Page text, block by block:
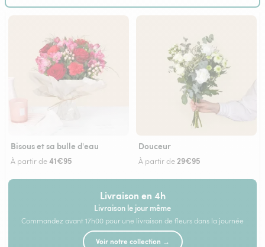
Bisous et sa bulle d'eau
À partir de41€95
Douceur
À partir de 29€95
Livraison en 4h
Livraison le jour même
Commandez avant 17h00 pour une livraison de fleurs dans la journée
Voir notre collection →